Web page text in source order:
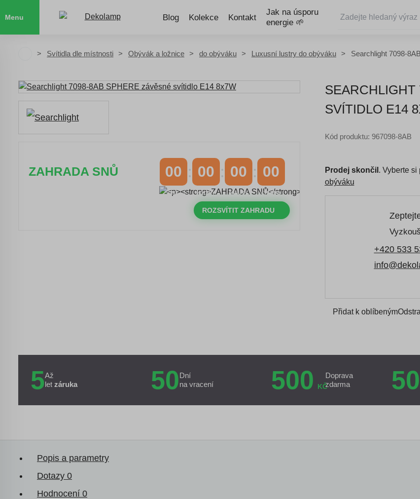
Menu Blog Kolekce Kontakt
Jak na úsporu
energie 🌱
Svítidla dle místnosti Obývák a ložnice do obýváku Luxusní lustry do obýváku Searchlight 7098-
SEARCHLIGHT
SVÍTIDLO E14
ZAHRADA SNŮ 00
DNY
00
HODINY
00
MINUTY
00
VTEŘINY
ROZSVÍTIT ZAHRADU
Kód produktu: 967098-8AB
Prodej skončil . Vyberte
obýváku
+420 533
Přidat k oblíbeným
5Až
let záruka 50Dní
na vracení
500 KČ
Doprava
zdarma
50
Popis a parametry
Dotazy 0
Hodnocení 0